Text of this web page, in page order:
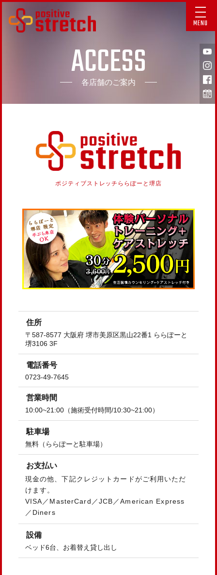
MENU
ACCESS
各店舗のご案内
ポジティブストレッチ ららぽーと堺店
住所
〒587-8577 大阪府 堺市美原区黒山22番1 ららぽーと
堺3106 3F
電話番号
0723-49-7645
営業時間
10:00~21:00（施術受付時間/10:30~21:00）
駐車場
無料（ららぽーと駐車場）
お支払い
現金の他、下記クレジットカードがご利用いただ
けます。
VISA／MasterCard／JCB／American Express
／Diners
設備
ベッド6台、お着替え貸し出し